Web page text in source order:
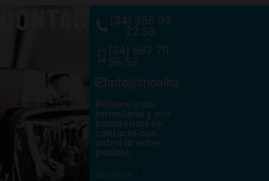
CONTACTO(34) 955 09
22 33
(34) 687 70
56 53
info@frioalhambra.com
Rellene este
formulario y nos
pondremos en
contacto con
usted lo antes
posible.
Nombre